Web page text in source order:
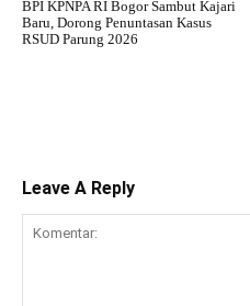
BPI KPNPA RI Bogor Sambut Kajari
Baru, Dorong Penuntasan Kasus
RSUD Parung 2026
Leave A Reply